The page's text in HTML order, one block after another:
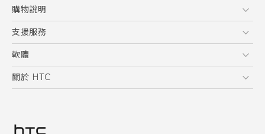
智慧型手機
配件
HTC Research
購物說明
購物須知
訂單管理
付款方式
支援服務
到府收送維修服務
服務中心資訊
客戶服務佈告欄
軟體
應用程式
HTC Sync Manager
關於 HTC